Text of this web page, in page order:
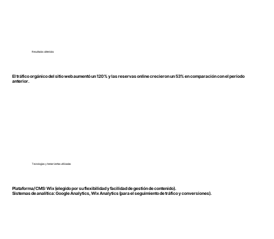
Resultados obtenidos
El tráfico orgánico del sitio web aumentó un 120% y las reservas online crecieron un 53% en comparación con el período
anterior.
Tecnologías y herramientas utilizadas
Plataforma/CMS: Wix (elegido por su flexibilidad y facilidad de gestión de contenido).
Sistemas de analítica: Google Analytics, Wix Analytics (para el seguimiento de tráfico y conversiones).